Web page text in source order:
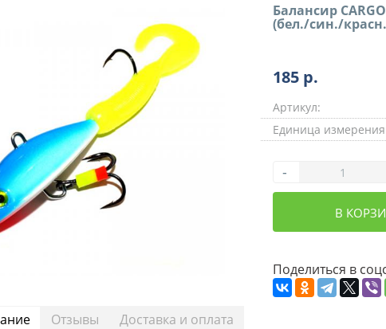
Балансир
(бел./син./
185 р.
Артикул:
Единица
-
В
Поделиться в
Отзывы Доставка и оплата